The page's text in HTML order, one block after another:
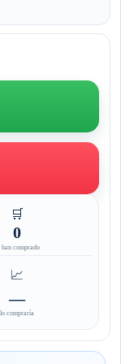
🛒
0
han comprado
📈
—
lo compraría